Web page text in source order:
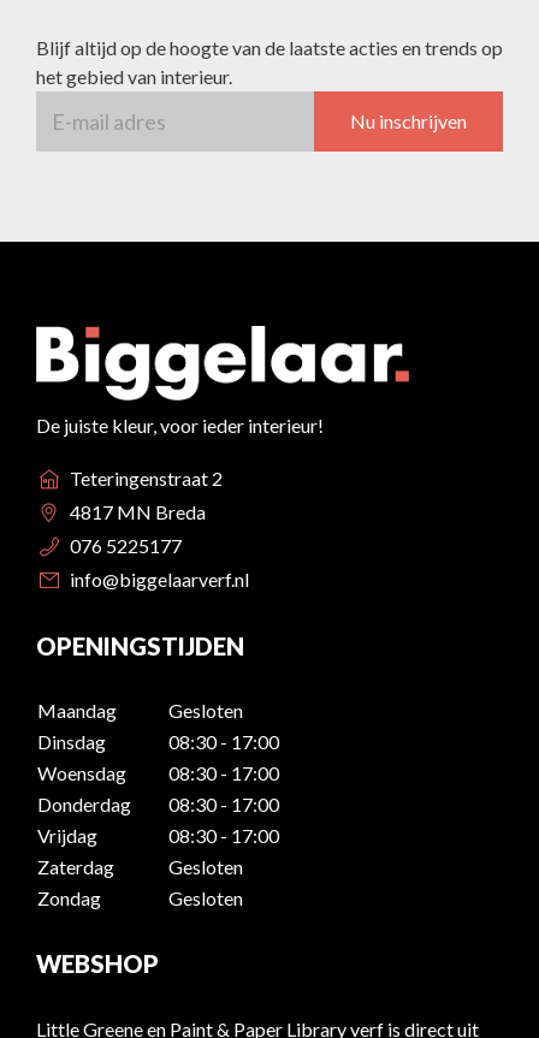
Blijf altijd op de hoogte van de laatste acties en trends op
het gebied van interieur.
Nu inschrijven
De juiste kleur, voor ieder interieur!
Teteringenstraat 2
4817 MN Breda
076 5225177
info@biggelaarverf.nl
OPENINGSTIJDEN
Maandag
Gesloten
Dinsdag
08:30 - 17:00
Woensdag
08:30 - 17:00
Donderdag
08:30 - 17:00
Vrijdag
08:30 - 17:00
Zaterdag
Gesloten
Zondag
Gesloten
WEBSHOP
Little Greene en Paint & Paper Library verf is direct uit